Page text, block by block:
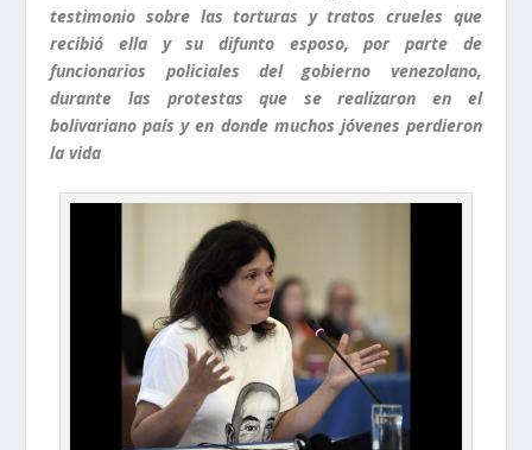
testimonio sobre las torturas y tratos crueles que
recibió ella y su difunto esposo, por parte de
funcionarios policiales del gobierno venezolano,
durante las protestas que se realizaron en el
bolivariano país y en donde muchos jóvenes perdieron
la vida